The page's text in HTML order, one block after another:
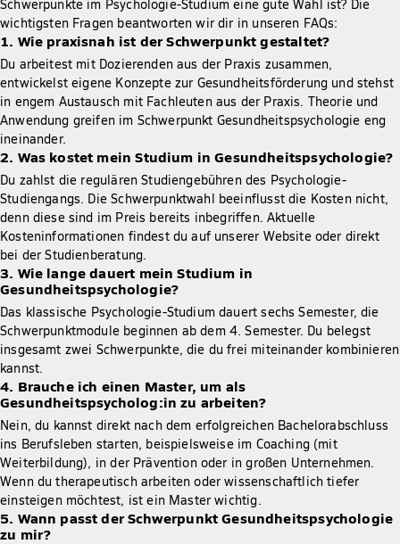
Schwerpunkte im Psychologie-Studium eine gute Wahl ist? Die
wichtigsten Fragen beantworten wir dir in unseren FAQs:
1. Wie praxisnah ist der Schwerpunkt gestaltet?
Du arbeitest mit Dozierenden aus der Praxis zusammen,
entwickelst eigene Konzepte zur Gesundheitsförderung und stehst
in engem Austausch mit Fachleuten aus der Praxis. Theorie und
Anwendung greifen im Schwerpunkt Gesundheitspsychologie eng
ineinander.
2. Was kostet mein Studium in Gesundheitspsychologie?
Du zahlst die regulären Studiengebühren des Psychologie-
Studiengangs. Die Schwerpunktwahl beeinflusst die Kosten nicht,
denn diese sind im Preis bereits inbegriffen. Aktuelle
Kosteninformationen findest du auf unserer Website oder direkt
bei der Studienberatung.
3. Wie lange dauert mein Studium in
Gesundheitspsychologie?
Das klassische Psychologie-Studium dauert sechs Semester, die
Schwerpunktmodule beginnen ab dem 4. Semester. Du belegst
insgesamt zwei Schwerpunkte, die du frei miteinander kombinieren
kannst.
4. Brauche ich einen Master, um als
Gesundheitspsycholog:in zu arbeiten?
Nein, du kannst direkt nach dem erfolgreichen Bachelorabschluss
ins Berufsleben starten, beispielsweise im Coaching (mit
Weiterbildung), in der Prävention oder in großen Unternehmen.
Wenn du therapeutisch arbeiten oder wissenschaftlich tiefer
einsteigen möchtest, ist ein Master wichtig.
5. Wann passt der Schwerpunkt Gesundheitspsychologie
zu mir?